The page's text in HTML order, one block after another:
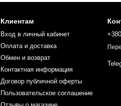
Клиентам
Вход в личный кабинет
Оплата и доставка
Обмен и возврат
Контактная информация
Договор публичной оферты
Пользовательское соглашение